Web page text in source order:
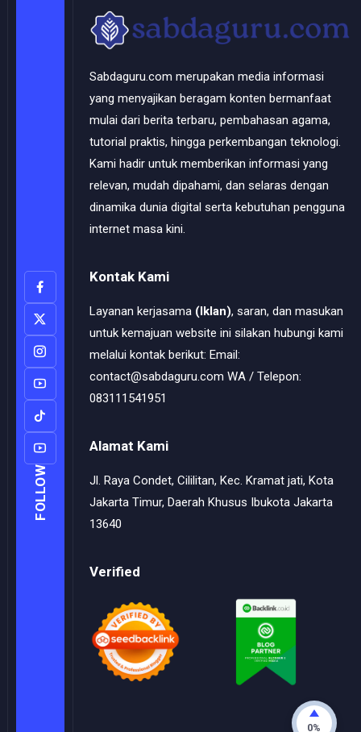
FOLLOW
Sabdaguru.com merupakan media informasi
yang menyajikan beragam konten bermanfaat
mulai dari berita terbaru, pembahasan agama,
tutorial praktis, hingga perkembangan teknologi.
Kami hadir untuk memberikan informasi yang
relevan, mudah dipahami, dan selaras dengan
dinamika dunia digital serta kebutuhan pengguna
internet masa kini.
Kontak Kami
Layanan kerjasama (Iklan), saran, dan masukan
untuk kemajuan website ini silakan hubungi kami
melalui kontak berikut: Email:
contact@sabdaguru.com WA / Telepon:
083111541951
Alamat Kami
Jl. Raya Condet, Cililitan, Kec. Kramat jati, Kota
Jakarta Timur, Daerah Khusus Ibukota Jakarta
13640
Verified
0%